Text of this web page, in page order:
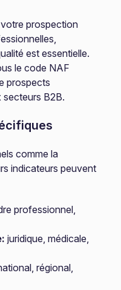
votre prospection
est essentielle.
le code NAF
prospects
secteurs B2B.
comme la
indicateurs peuvent
professionnel,
juridique, médicale,
régional,